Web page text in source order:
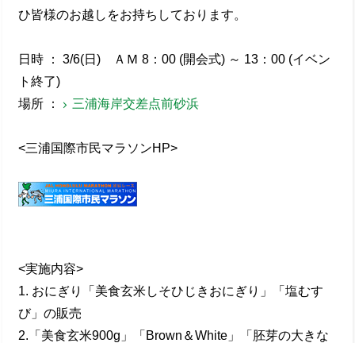
ひ皆様のお越しをお持ちしております。
日時 ： 3/6(日) ＡＭ 8：00 (開会式) ～ 13：00 (イベン
ト終了)
場所 ：
三浦海岸交差点前砂浜
<三浦国際市民マラソンHP>
<実施内容>
1. おにぎり「美食玄米しそひじきおにぎり」「塩むす
び」の販売
2.「美食玄米900g」「Brown＆White」「胚芽の大きな